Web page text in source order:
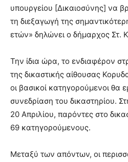
υπουργείου [Δικαιοσύνης] να
τη διεξαγωγή της
ετών» δηλώνει ο δήμαρχος Στ.
Την ίδια ώρα, το ενδιαφέρον
της δικαστικής αίθουσας
οι βασικοί κατηγορούμενοι θα
συνεδρίαση του δικαστηρίου.
20 Απριλίου, παρόντες στο
69 κατηγορούμενους.
Μεταξύ των απόντων, οι